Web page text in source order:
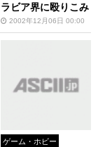
ラビア界に殴りこみ
2002年12月06日 00:00
ゲーム・ホビー